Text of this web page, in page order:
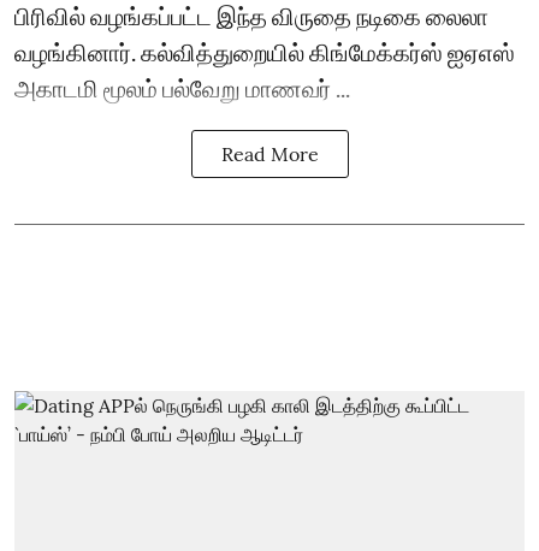
பிரிவில் வழங்கப்பட்ட இந்த விருதை நடிகை லைலா
வழங்கினார். கல்வித்துறையில் கிங்மேக்கர்ஸ் ஐஏஎஸ்
அகாடமி மூலம் பல்வேறு மாணவர் ...
Read More